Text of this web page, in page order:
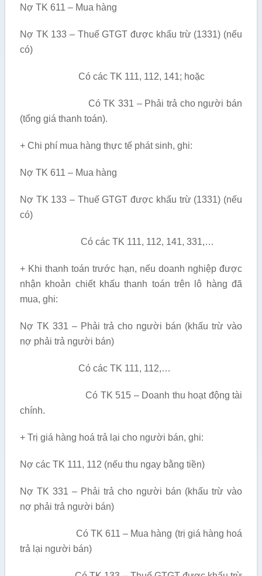
Nợ TK 611 – Mua hàng
Nợ TK 133 – Thuế GTGT được khấu trừ (1331) (nếu
có)
Có các TK 111, 112, 141; hoặc
Có TK 331 – Phải trả cho người bán
(tổng giá thanh toán).
+ Chi phí mua hàng thực tế phát sinh, ghi:
Nợ TK 611 – Mua hàng
Nợ TK 133 – Thuế GTGT được khấu trừ (1331) (nếu
có)
Có các TK 111, 112, 141, 331,…
+ Khi thanh toán trước hạn, nếu doanh nghiệp được
nhận khoản chiết khấu thanh toán trên lô hàng đã
mua, ghi:
Nợ TK 331 – Phải trả cho người bán (khấu trừ vào
nợ phải trả người bán)
Có các TK 111, 112,…
Có TK 515 – Doanh thu hoạt động tài
chính.
+ Trị giá hàng hoá trả lại cho người bán, ghi:
Nợ các TK 111, 112 (nếu thu ngay bằng tiền)
Nợ TK 331 – Phải trả cho người bán (khấu trừ vào
nợ phải trả người bán)
Có TK 611 – Mua hàng (trị giá hàng hoá
trả lại người bán)